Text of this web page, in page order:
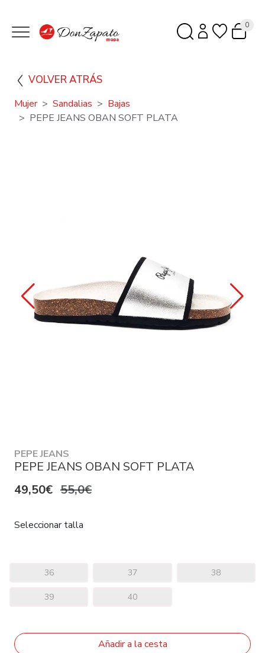
0
VOLVER ATRÁS
Mujer Sandalias
Bajas
PEPE JEANS OBAN SOFT PLATA
PEPE JEANS
PEPE JEANS OBAN SOFT PLATA
49,50€ 55,0€
Seleccionar talla
36 37 38
39 40